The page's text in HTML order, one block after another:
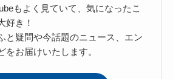
もよく見ていて、気になったこ
好き！
と疑問や今話題のニュース、エン
をお届けいたします。